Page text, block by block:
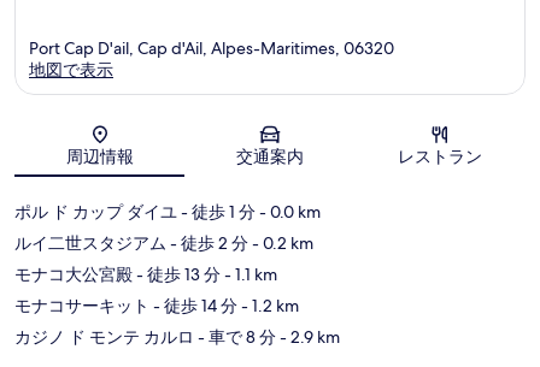
地図
Port Cap D'ail, Cap d'Ail, Alpes-Maritimes, 06320
地図で表示
周辺情報 交通案内 レストラン
ポル ド カップ ダイユ- 徒歩 1 分- 0.0 km
ルイ二世スタジアム - 徒歩 2 分- 0.2 km
モナコ大公宮殿- 徒歩 13 分- 1.1 km
モナコサーキット - 徒歩 14 分- 1.2 km
カジノ ド モンテ カルロ - 車で 8 分- 2.9 km